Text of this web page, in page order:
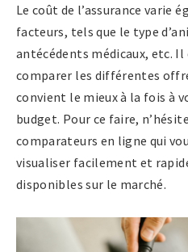
Le coût de l’assurance varie
facteurs, tels que le type
antécédents médicaux, etc.
comparer les différentes
convient le mieux à la fois à
budget. Pour ce faire,
comparateurs en ligne qui
visualiser facilement et
disponibles sur le marché.